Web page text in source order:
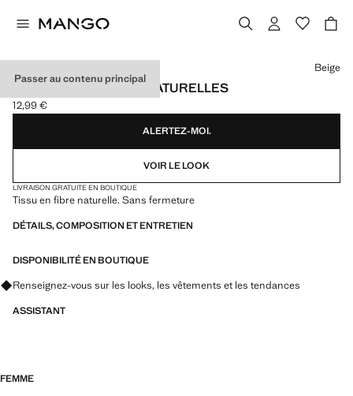
Passer au contenu principal
SERRE-TÊTE FIBRES NATURELLES
Prix actuel [12,99 € ]
12,99 €
Choisissez une couleur
Beige
ALERTEZ-MOI.
VOIR LE LOOK
LIVRAISON GRATUITE EN BOUTIQUE
Tissu en fibre naturelle. Sans fermeture
DÉTAILS, COMPOSITION ET ENTRETIEN
DISPONIBILITÉ EN BOUTIQUE
Renseignez-vous sur les looks, les vêtements et les tendances
ASSISTANT
FEMME